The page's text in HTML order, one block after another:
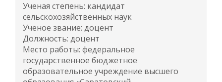
Ученая степень: кандидат
сельскохозяйственных наук
Ученое звание: доцент
Должность: доцент
Место работы: федеральное
государственное бюджетное
образовательное учреждение высшего